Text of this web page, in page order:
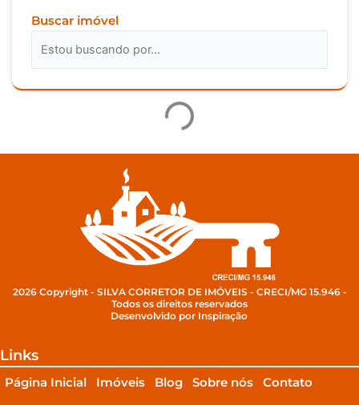
Buscar imóvel
2026 Copyright - SILVA CORRETOR DE IMÓVEIS - CRECI/MG 15.946 -
Todos os direitos reservados
Desenvolvido por Inspiração
Links
Página Inicial Imóveis Blog Sobre nós Contato